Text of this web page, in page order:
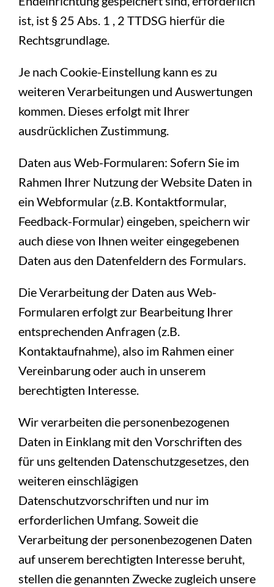
ist, ist § 25 Abs. 1 , 2 TTDSG hierfür die
Rechtsgrundlage.
Je nach Cookie-Einstellung kann es zu
weiteren Verarbeitungen und Auswertungen
kommen. Dieses erfolgt mit Ihrer
ausdrücklichen Zustimmung.
Daten aus Web-Formularen: Sofern Sie im
Rahmen Ihrer Nutzung der Website Daten in
ein Webformular (z.B. Kontaktformular,
Feedback-Formular) eingeben, speichern wir
auch diese von Ihnen weiter eingegebenen
Daten aus den Datenfeldern des Formulars.
Die Verarbeitung der Daten aus Web-
Formularen erfolgt zur Bearbeitung Ihrer
entsprechenden Anfragen (z.B.
Kontaktaufnahme), also im Rahmen einer
Vereinbarung oder auch in unserem
berechtigten Interesse.
Wir verarbeiten die personenbezogenen
Daten in Einklang mit den Vorschriften des
für uns geltenden Datenschutzgesetzes, den
weiteren einschlägigen
Datenschutzvorschriften und nur im
erforderlichen Umfang. Soweit die
Verarbeitung der personenbezogenen Daten
auf unserem berechtigten Interesse beruht,
stellen die genannten Zwecke zugleich unsere